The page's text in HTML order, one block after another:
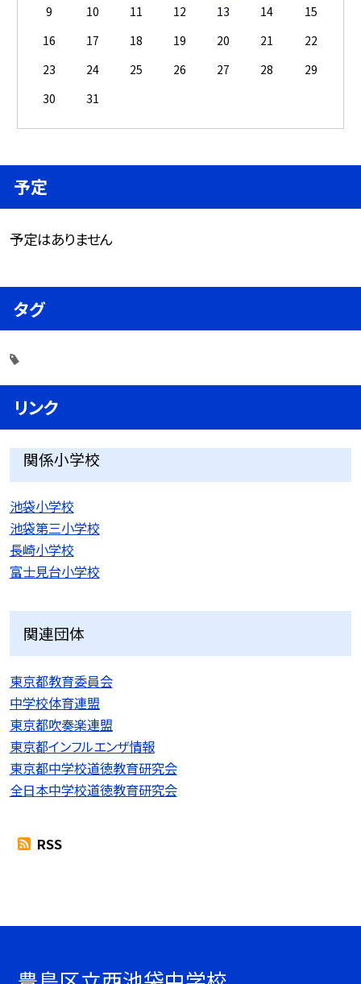
9
10 11 12 13 14
15
16
17 18 19 20 21
22
23
24 25 26 27 28
29
30
31
予定
予定はありません
タグ
リンク
関係小学校
池袋小学校
池袋第三小学校
長崎小学校
富士見台小学校
関連団体
東京都教育委員会
中学校体育連盟
東京都吹奏楽連盟
東京都インフルエンザ情報
東京都中学校道徳教育研究会
全日本中学校道徳教育研究会
RSS